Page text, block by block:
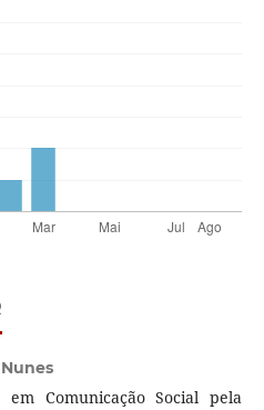
Comunicação Social pela